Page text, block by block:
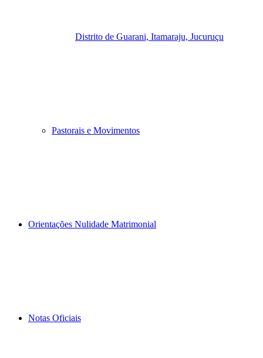
Distrito de Guarani, Itamaraju, Jucuruçu
Pastorais e Movimentos
Orientações Nulidade Matrimonial
Notas Oficiais